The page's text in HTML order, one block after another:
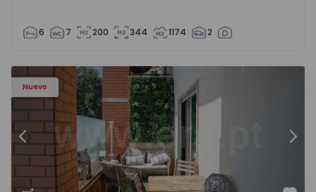
6 7 200 344 1174 2
Nuevo
- 19
Apartamento T3 Oeiras, Carnaxide e Queijas - 1524029 - 1
Anterior